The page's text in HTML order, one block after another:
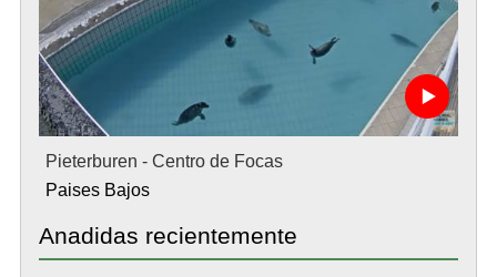
Pieterburen - Centro de Focas
Paises Bajos
Anadidas recientemente